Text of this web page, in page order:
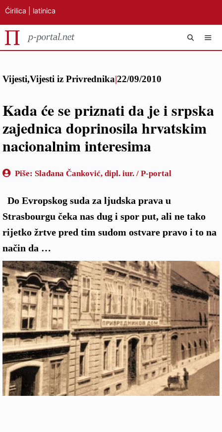
sadržaj
Ćirilica latinica
Vijesti,Vijesti iz Privrednika|22/09/2010
Kada će se priznati da je i srpska
zajednica doprinosila hrvatskim
nacionalnim interesima
Piše: Slađana Čanković, dipl. iur. / P-portal
Do Evropskog suda za ljudska prava u
Strasbourgu čeka nas dug i spor put, ali ne tako
rijetko žrtve pred tim sudom ostvare pravo i to na
način da …